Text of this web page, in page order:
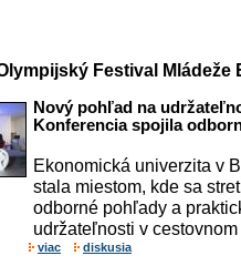
Festival Mládeže
Nový pohľad na
Konferencia spojila
Ekonomická univerzita v
stala miestom, kde sa
odborné pohľady a
udržateľnosti v
viac diskusia